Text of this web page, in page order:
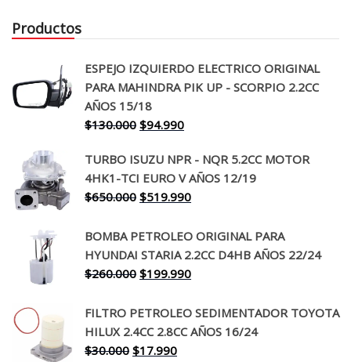
Productos
ESPEJO IZQUIERDO ELECTRICO ORIGINAL
PARA MAHINDRA PIK UP - SCORPIO 2.2CC
AÑOS 15/18
$130.000 El
original
era:
$130.000.
$94.990El
actual
es:
$94.990.
TURBO ISUZU NPR - NQR 5.2CC MOTOR
4HK1-TCI EURO V AÑOS 12/19
$650.000 El
original
era:
$650.000.
$519.990El
actual
es:
$519.990.
BOMBA PETROLEO ORIGINAL PARA
HYUNDAI STARIA 2.2CC D4HB AÑOS 22/24
$260.000 El
original
era:
$260.000.
$199.990El
actual
es:
FILTRO PETROLEO SEDIMENTADOR TOYOTA
HILUX 2.4CC 2.8CC AÑOS 16/24
$30.000 El
$17.990El